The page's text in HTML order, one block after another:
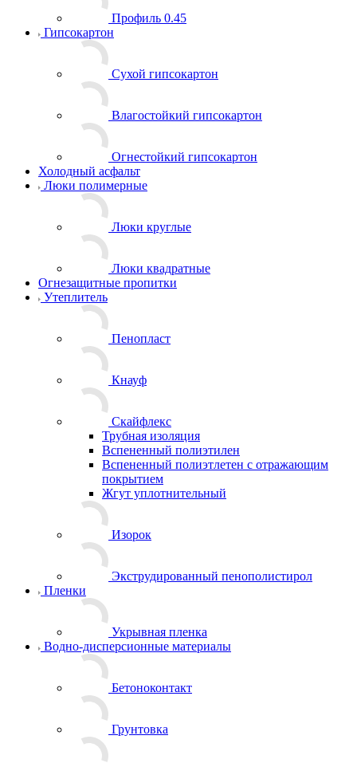
Профиль 0.45
Гипсокартон
Сухой гипсокартон
Влагостойкий гипсокартон
Огнестойкий гипсокартон
Холодный асфальт
Люки полимерные
Люки круглые
Люки квадратные
Огнезащитные пропитки
Утеплитель
Пенопласт
Кнауф
Скайфлекс
Трубная изоляция
Вспененный полиэтилен
Вспененный полиэтлетен с отражающим
покрытием
Жгут уплотнительный
Изорок
Экструдированный пенополистирол
Пленки
Укрывная пленка
Водно-дисперсионные материалы
Бетоноконтакт
Грунтовка